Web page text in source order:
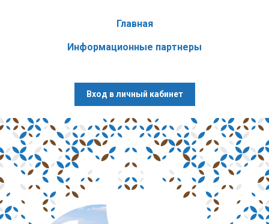
Главная
Информационные партнеры
Вход в личный кабинет